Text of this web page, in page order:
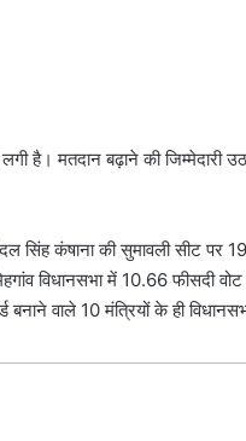
है। मतदान बढ़ाने की जिम्मेदारी
सिंह कंषाना की सुमावली सीट
विधानसभा में 10.66 फीसदी वोट
वाले 10 मंत्रियों के ही